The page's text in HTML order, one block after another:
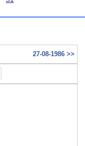
27-08-1986 >>